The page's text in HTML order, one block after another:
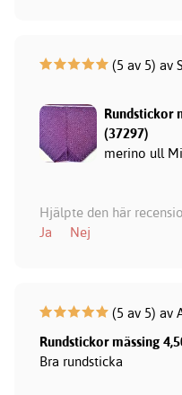
(5 av 5) av
Rundstickor
(37297)
merino ull
Hjälpte den här
Ja
Nej
(5 av 5) av
Rundstickor mässing
Bra rundsticka